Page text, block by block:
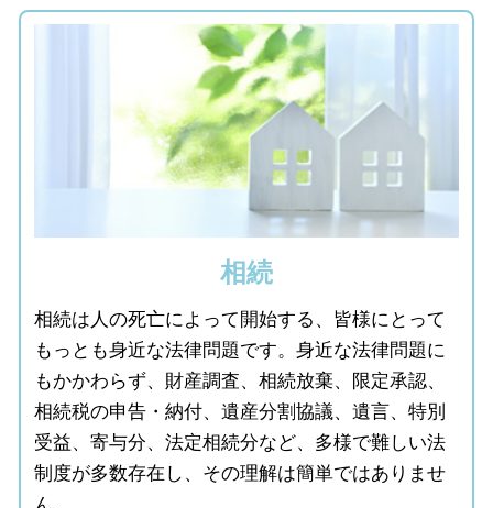
相続
相続は人の死亡によって開始する、皆様にとって
もっとも身近な法律問題です。身近な法律問題に
もかかわらず、財産調査、相続放棄、限定承認、
相続税の申告・納付、遺産分割協議、遺言、特別
受益、寄与分、法定相続分など、多様で難しい法
制度が多数存在し、その理解は簡単ではありませ